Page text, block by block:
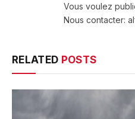
Vous voulez
Nous contacter:
RELATED POSTS